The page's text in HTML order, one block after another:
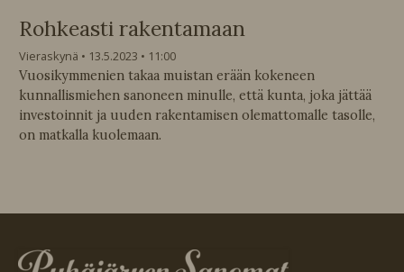
Rohkeasti rakentamaan
Vieraskynä 13.5.2023
11:00
Vuosikymmenien takaa muistan erään kokeneen
kunnallismiehen sanoneen minulle, että kunta, joka jättää
investoinnit ja uuden rakentamisen olemattomalle tasolle,
on matkalla kuolemaan.